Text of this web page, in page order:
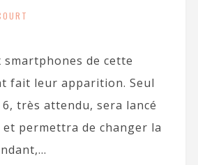
smartphones de cette
fait leur apparition. Seul
6, très attendu, sera lancé
et permettra de changer la